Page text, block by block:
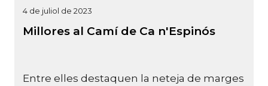
4 de juliol de 2023
Millores al Camí de Ca n'Espinós
Entre elles destaquen la neteja de marges